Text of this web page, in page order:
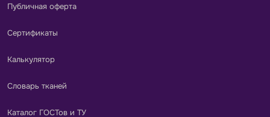
Публичная оферта
Сертификаты
Калькулятор
Словарь тканей
Каталог ГОСТов и ТУ